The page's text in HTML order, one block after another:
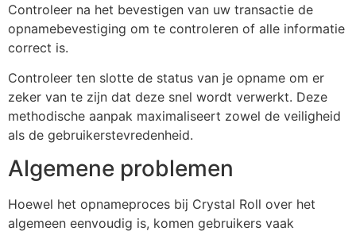
Controleer na het bevestigen van uw transactie de
opnamebevestiging om te controleren of alle informatie
correct is.
Controleer ten slotte de status van je opname om er
zeker van te zijn dat deze snel wordt verwerkt. Deze
methodische aanpak maximaliseert zowel de veiligheid
als de gebruikerstevredenheid.
Algemene problemen
Hoewel het opnameproces bij Crystal Roll over het
algemeen eenvoudig is, komen gebruikers vaak